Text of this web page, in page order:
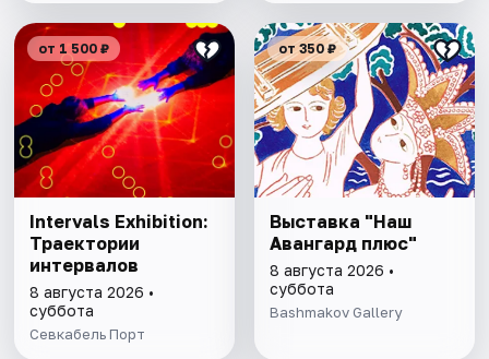
от 1 500 ₽
Intervals Exhibition:
Траектории
интервалов
8 августа 2026 •
суббота
Севкабель Порт
от 350 ₽
Выставка "Наш
Авангард плюс"
8 августа 2026 •
суббота
Bashmakov Gallery